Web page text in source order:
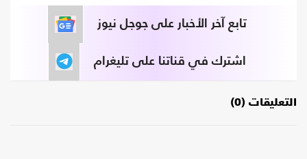
تابع آخر الأخبار على جوجل نيوز
اشترك في قناتنا على تليغرام
التعليقات (0)